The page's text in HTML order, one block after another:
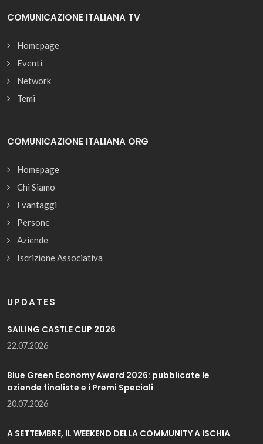
COMUNICAZIONE ITALIANA TV
Homepage
Eventi
Network
Temi
COMUNICAZIONE ITALIANA ORG
Homepage
Chi Siamo
I vantaggi
Persone
Aziende
Iscrizione Associativa
UPDATES
SAILING CASTLE CUP 2026
22.07.2026
Blue Green Economy Award 2026: pubblicate le
aziende finaliste e i Premi Speciali
20.07.2026
A SETTEMBRE, IL WEEKEND DELLA COMMUNITY A ISCHIA